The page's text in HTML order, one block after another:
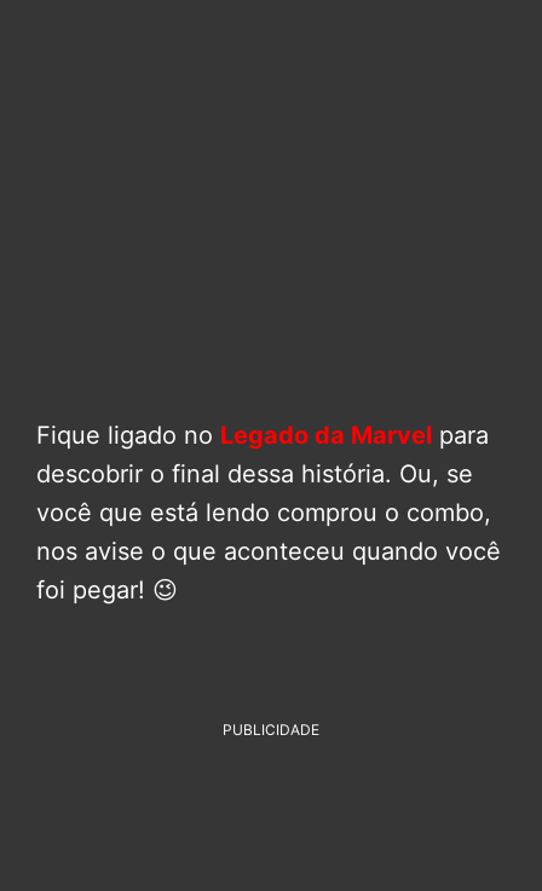
Fique ligado no Legado da Marvel para
descobrir o final dessa história. Ou, se
você que está lendo comprou o combo,
nos avise o que aconteceu quando você
foi pegar! 😉
PUBLICIDADE